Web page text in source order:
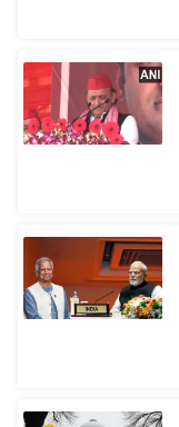
रा
य
ब
क्रि
के